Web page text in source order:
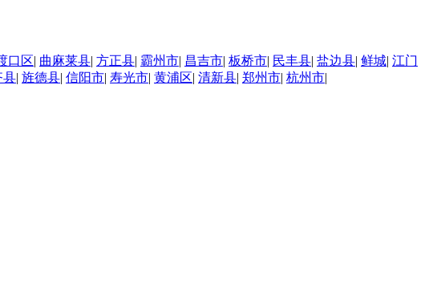
口区| 曲麻莱县| 方正县| 霸州市| 昌吉市| 板桥市| 民丰县| 盐边县| 鲜城| 江门
县| 旌德县| 信阳市| 寿光市| 黄浦区| 清新县| 郑州市| 杭州市|